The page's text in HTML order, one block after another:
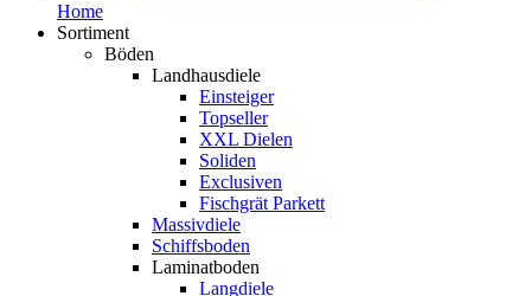
Home
Sortiment
Böden
Landhausdiele
Einsteiger
Topseller
XXL Dielen
Soliden
Exclusiven
Fischgrät Parkett
Massivdiele
Schiffsboden
Laminatboden
Langdiele